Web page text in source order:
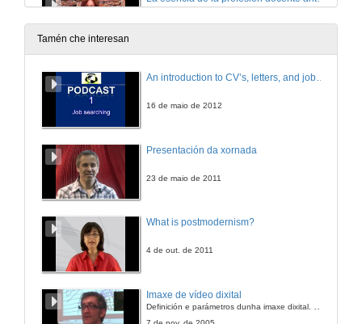
9 de xul. de 2012
Tamén che interesan
An introduction to CV’s, letters, and job searching
16 de maio de 2012
Presentación da xornada
23 de maio de 2011
What is postmodernism?
4 de out. de 2011
Imaxe de vídeo dixital
Definición e parámetros dunha imaxe dixital. Resolución e Aspecto. Profundidade da cor. Compresión. Frame por segundo. Entrelazado. Campos, cadros